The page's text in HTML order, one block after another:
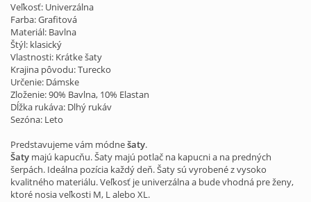
Veľkosť: Univerzálna
Farba: Grafitová
Materiál: Bavlna
Štýl: klasický
Vlastnosti: Krátke šaty
Krajina pôvodu: Turecko
Určenie: Dámske
Zloženie: 90% Bavlna, 10% Elastan
Dĺžka rukáva: Dlhý rukáv
Sezóna: Leto
Predstavujeme vám módnešaty.
Šaty majú kapucňu. Šaty majú potlač na kapucni a na predných
šerpách. Ideálna pozícia každý deň. Šaty sú vyrobené z vysoko
kvalitného materiálu. Veľkosť je univerzálna a bude vhodná pre ženy,
ktoré nosia veľkosti M, L alebo XL.